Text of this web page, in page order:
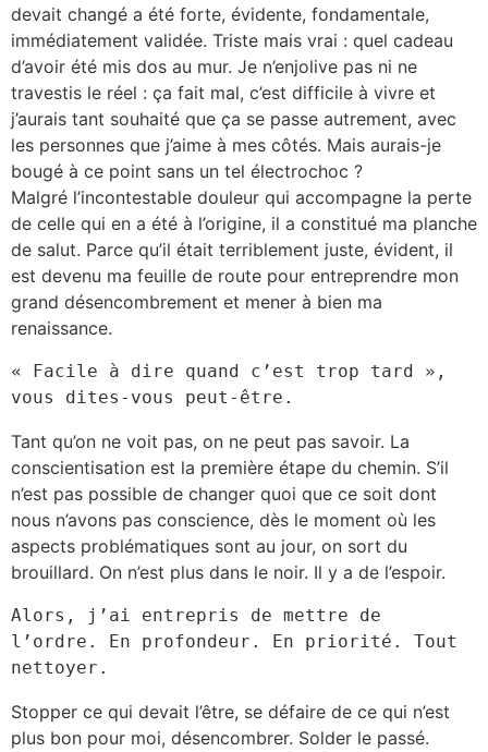
devait changé a été forte, évidente, fondamentale,
immédiatement validée. Triste mais vrai : quel cadeau
d’avoir été mis dos au mur. Je n’enjolive pas ni ne
travestis le réel : ça fait mal, c’est difficile à vivre et
j’aurais tant souhaité que ça se passe autrement, avec
les personnes que j’aime à mes côtés. Mais aurais-je
bougé à ce point sans un tel électrochoc ?
Malgré l’incontestable douleur qui accompagne la perte
de celle qui en a été à l’origine, il a constitué ma planche
de salut. Parce qu’il était terriblement juste, évident, il
est devenu ma feuille de route pour entreprendre mon
grand désencombrement et mener à bien ma
renaissance.
« Facile à dire quand c’est trop tard »,
vous dites-vous peut-être.
Tant qu’on ne voit pas, on ne peut pas savoir. La
conscientisation est la première étape du chemin. S’il
n’est pas possible de changer quoi que ce soit dont
nous n’avons pas conscience, dès le moment où les
aspects problématiques sont au jour, on sort du
brouillard. On n’est plus dans le noir. Il y a de l’espoir.
Alors, j’ai entrepris de mettre de
l’ordre. En profondeur. En priorité. Tout
nettoyer.
Stopper ce qui devait l’être, se défaire de ce qui n’est
plus bon pour moi, désencombrer. Solder le passé.